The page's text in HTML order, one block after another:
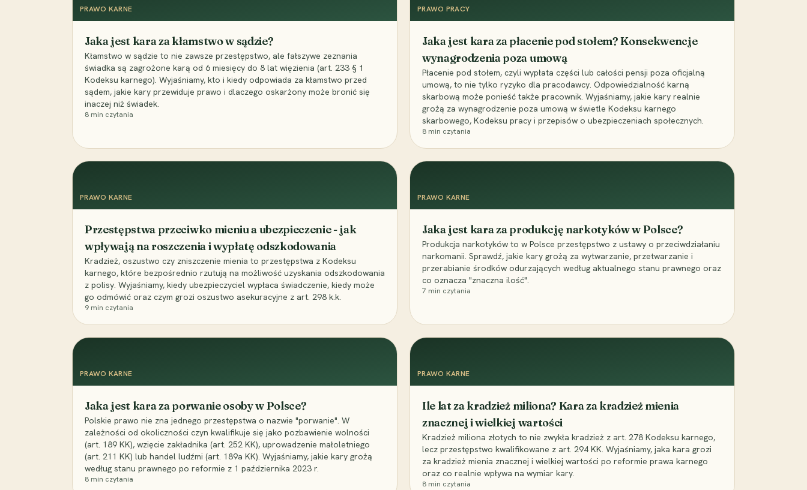
PRAWO KARNE
Jaka jest kara za kłamstwo w sądzie?
Kłamstwo w sądzie to nie zawsze przestępstwo, ale fałszywe zeznania
świadka są zagrożone karą od 6 miesięcy do 8 lat więzienia (art. 233 § 1
Kodeksu karnego). Wyjaśniamy, kto i kiedy odpowiada za kłamstwo przed
sądem, jakie kary przewiduje prawo i dlaczego oskarżony może bronić się
inaczej niż świadek.
8 min czytania
PRAWO PRACY
Jaka jest kara za płacenie pod stołem? Konsekwencje
wynagrodzenia poza umową
Płacenie pod stołem, czyli wypłata części lub całości pensji poza oficjalną
umową, to nie tylko ryzyko dla pracodawcy. Odpowiedzialność karną
skarbową może ponieść także pracownik. Wyjaśniamy, jakie kary realnie
grożą za wynagrodzenie poza umową w świetle Kodeksu karnego
skarbowego, Kodeksu pracy i przepisów o ubezpieczeniach społecznych.
8 min czytania
PRAWO KARNE
Przestępstwa przeciwko mieniu a ubezpieczenie - jak
wpływają na roszczenia i wypłatę odszkodowania
Kradzież, oszustwo czy zniszczenie mienia to przestępstwa z Kodeksu
karnego, które bezpośrednio rzutują na możliwość uzyskania odszkodowania
z polisy. Wyjaśniamy, kiedy ubezpieczyciel wypłaca świadczenie, kiedy może
go odmówić oraz czym grozi oszustwo asekuracyjne z art. 298 k.k.
9 min czytania
PRAWO KARNE
Jaka jest kara za produkcję narkotyków w Polsce?
Produkcja narkotyków to w Polsce przestępstwo z ustawy o przeciwdziałaniu
narkomanii. Sprawdź, jakie kary grożą za wytwarzanie, przetwarzanie i
przerabianie środków odurzających według aktualnego stanu prawnego oraz
co oznacza "znaczna ilość".
7 min czytania
PRAWO KARNE
Jaka jest kara za porwanie osoby w Polsce?
Polskie prawo nie zna jednego przestępstwa o nazwie "porwanie". W
zależności od okoliczności czyn kwalifikuje się jako pozbawienie wolności
(art. 189 KK), wzięcie zakładnika (art. 252 KK), uprowadzenie małoletniego
(art. 211 KK) lub handel ludźmi (art. 189a KK). Wyjaśniamy, jakie kary grożą
według stanu prawnego po reformie z 1 października 2023 r.
8 min czytania
PRAWO KARNE
Ile lat za kradzież miliona? Kara za kradzież mienia
znacznej i wielkiej wartości
Kradzież miliona złotych to nie zwykła kradzież z art. 278 Kodeksu karnego,
lecz przestępstwo kwalifikowane z art. 294 KK. Wyjaśniamy, jaka kara grozi
za kradzież mienia znacznej i wielkiej wartości po reformie prawa karnego
oraz co realnie wpływa na wymiar kary.
8 min czytania